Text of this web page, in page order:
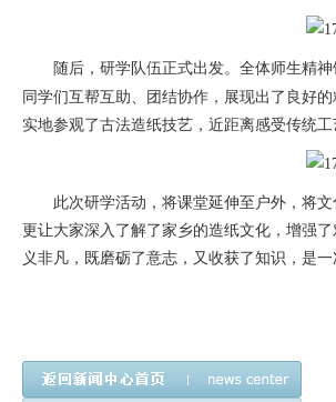
随后，研学队伍正式出发。全体师生精
同学们互帮互助、团结协作，展现出了良好
实地参观了古法造纸技艺，近距离感受传统
此次研学活动，将课堂延伸至户外，将
更让大家深入了解了家乡的造纸文化，增强
义非凡，既磨砺了意志，又收获了知识，是一